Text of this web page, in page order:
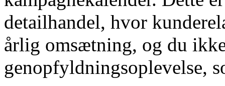
detailhandel, hvor
årlig omsætning, og du
genopfyldningsoplevelse,